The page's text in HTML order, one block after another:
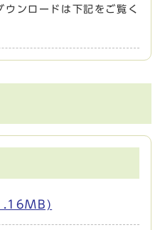
ウンロードは下記をご覧く